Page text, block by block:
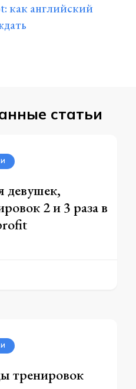
как английский
статьи
девушек,
2 и 3 раза в
тренировок